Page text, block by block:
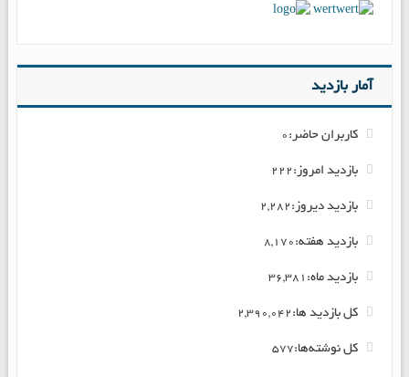
آمار بازدید
کاربران حاضر: 0
بازدید امروز: 222
بازدید دیروز: 2,282
بازدید هفته: 8,170
بازدید ماه: 36,381
کل بازدید ها: 2,390,042
کل نوشته‌ها:577